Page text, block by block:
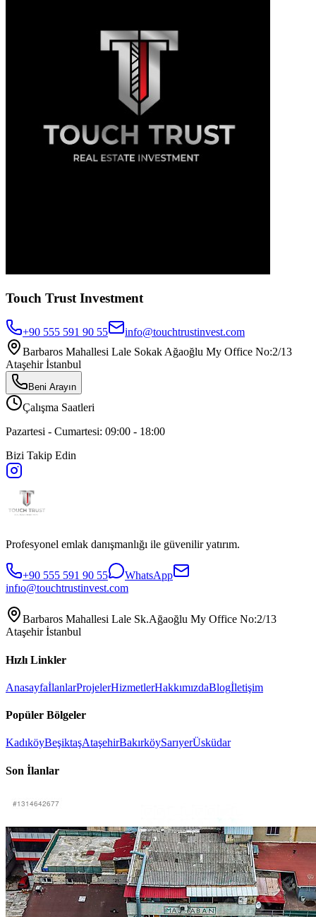
Touch Trust Investment
+90 555 591 90 55
info@touchtrustinvest.com
Barbaros Mahallesi Lale Sokak Ağaoğlu My Office No:2/13
Ataşehir İstanbul
Beni Arayın
Çalışma Saatleri
Pazartesi - Cumartesi: 09:00 - 18:00
Bizi Takip Edin
Profesyonel emlak danışmanlığı ile güvenilir yatırım.
+90 555 591 90 55
WhatsApp
infıo@touchtrustinvest.com
Barbaros Mahallesi Lale Sk.Ağaoğlu My Office No:2/13
Ataşehir İstanbul
Hızlı Linkler
AnasayfaİlanlarProjelerHizmetlerHakkımızdaBlogİletişim
Popüler Bölgeler
KadıköyBeşiktaşAtaşehirBakırköySarıyerÜsküdar
Son İlanlar